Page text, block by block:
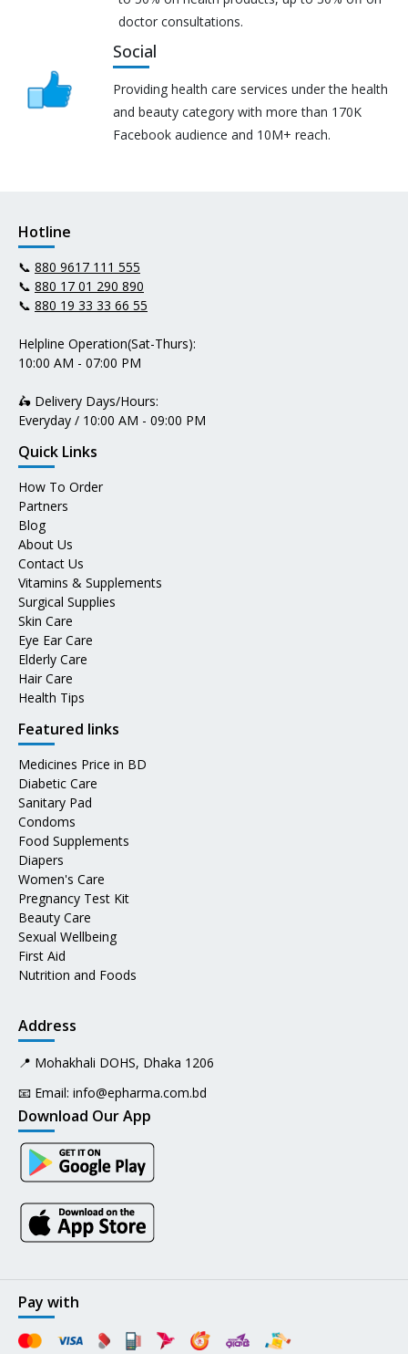
doctor consultations.
Social
Providing health care services under the health
and beauty category with more than 170K
Facebook audience and 10M+ reach.
Hotline
📞 880 9617 111 555
📞 880 17 01 290 890
📞 880 19 33 33 66 55
Helpline Operation(Sat-Thurs):
10:00 AM - 07:00 PM
🛵 Delivery Days/Hours:
Everyday / 10:00 AM - 09:00 PM
Quick Links
How To Order
Partners
Blog
About Us
Contact Us
Vitamins & Supplements
Surgical Supplies
Skin Care
Eye Ear Care
Elderly Care
Hair Care
Health Tips
Featured links
Medicines Price in BD
Diabetic Care
Sanitary Pad
Condoms
Food Supplements
Diapers
Women's Care
Pregnancy Test Kit
Beauty Care
Sexual Wellbeing
First Aid
Nutrition and Foods
Address
📍 Mohakhali DOHS, Dhaka 1206
📧 Email: info@epharma.com.bd
Download Our App
Pay with